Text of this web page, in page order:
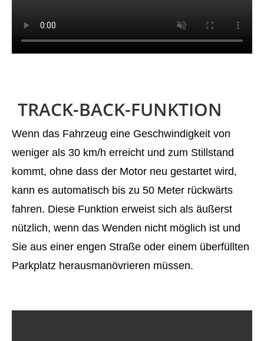
TRACK-BACK-FUNKTION
Wenn das Fahrzeug eine Geschwindigkeit von
weniger als 30 km/h erreicht und zum Stillstand
kommt, ohne dass der Motor neu gestartet wird,
kann es automatisch bis zu 50 Meter rückwärts
fahren. Diese Funktion erweist sich als äußerst
nützlich, wenn das Wenden nicht möglich ist und
Sie aus einer engen Straße oder einem überfüllten
Parkplatz herausmanövrieren müssen.